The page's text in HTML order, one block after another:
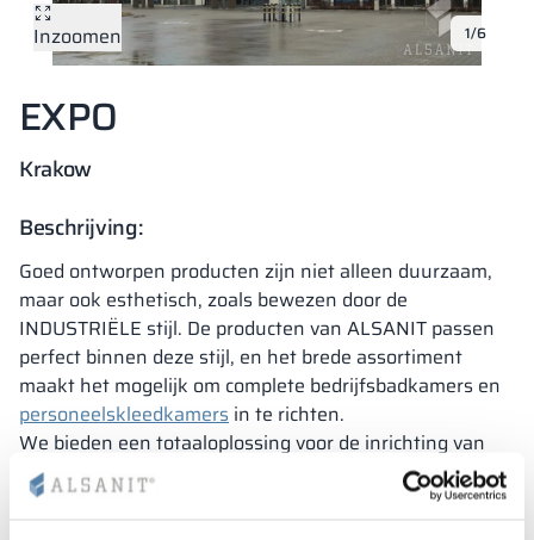
Vela
metalen kasten
Altus
Kluisjes met L-
Volledig aanbod
Certificaten,
1/6
Inzoomen
EXPO
Krakow
Beschrijving:
Goed ontworpen producten zijn niet alleen duurzaam,
maar ook esthetisch, zoals bewezen door de
INDUSTRIËLE stijl. De producten van ALSANIT passen
perfect binnen deze stijl, en het brede assortiment
maakt het mogelijk om complete bedrijfsbadkamers en
personeelskleedkamers in te richten.
We bieden een totaaloplossing voor de inrichting van
faciliteiten – een handige keuze wanneer sanitaire
cabines en lockers door één leverancier zonder